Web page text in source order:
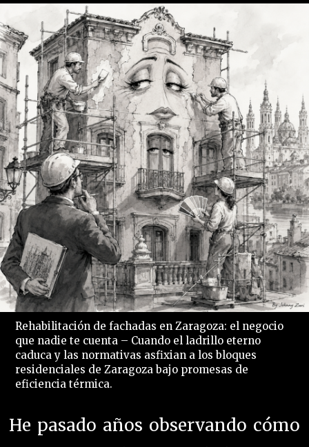
Rehabilitación de fachadas en Zaragoza: el negocio
que nadie te cuenta – Cuando el ladrillo eterno
caduca y las normativas asfixian a los bloques
residenciales de Zaragoza bajo promesas de
eficiencia térmica.
He pasado años observando cómo